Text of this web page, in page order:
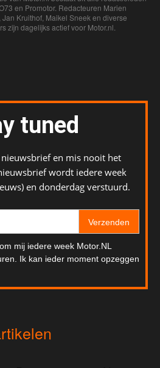
en Promotor. Redacteuren Marien
Jan Kruithof, Maikel Sneek en diverse
zijn dagelijks actief voor Motor.nl.
tuned
en mis nooit het
wordt iedere week
en donderdag verstuurd.
Verzenden
mij iedere week Motor.NL
Ik kan ieder moment opzeggen